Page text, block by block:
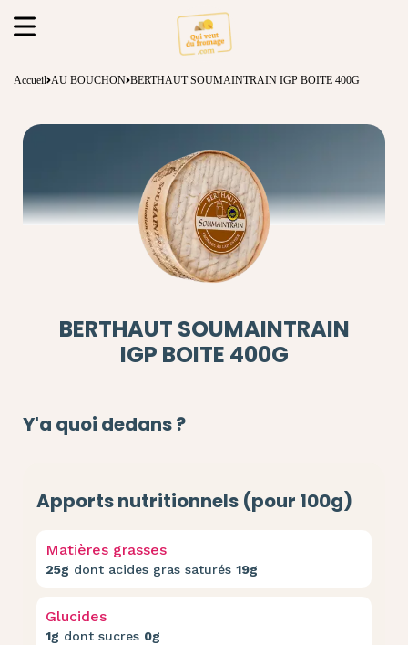
Accueil AU BOUCHON BERTHAUT SOUMAINTRAIN IGP BOITE 400G
BERTHAUT SOUMAINTRAIN
IGP BOITE 400G
Y'a quoi dedans ?
Apports nutritionnels (pour 100g)
Matières grasses
25g dont acides gras saturés 19g
Glucides
1g dont sucres 0g